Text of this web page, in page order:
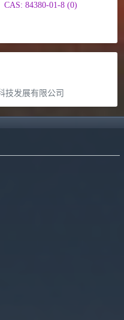
CAS: 84380-01-8 (0)
技发展有限公司